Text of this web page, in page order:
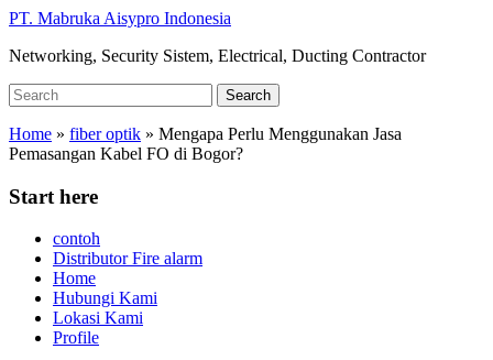
Skip
main
PT. Mabruka Aisypro Indonesia
Networking, Security Sistem, Electrical, Ducting Contractor
Search
for:
Search
Home » fiber optik » Mengapa Perlu Menggunakan Jasa
Pemasangan Kabel FO di Bogor?
Start here
contoh
Distributor Fire alarm
Home
Hubungi Kami
Lokasi Kami
Profile